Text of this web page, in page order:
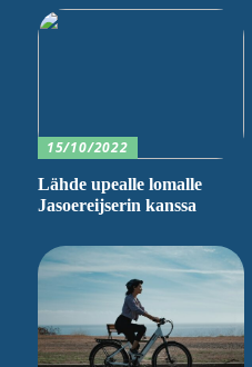
15/10/2022
Lähde upealle lomalle
Jasoereijserin kanssa